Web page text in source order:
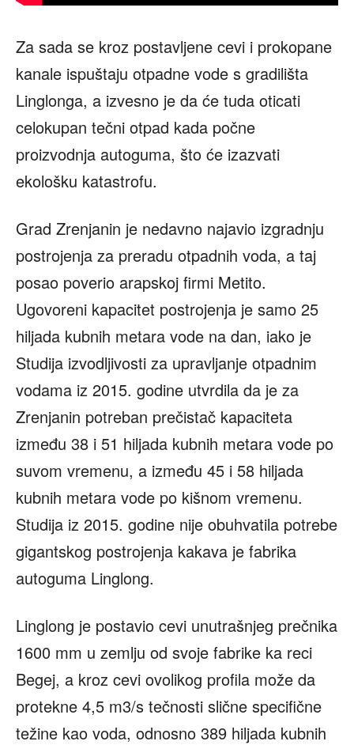
Za sada se kroz postavljene cevi i prokopane
kanale ispuštaju otpadne vode s gradilišta
Linglonga, a izvesno je da će tuda oticati
celokupan tečni otpad kada počne
proizvodnja autoguma, što će izazvati
ekološku katastrofu.
Grad Zrenjanin je nedavno najavio izgradnju
postrojenja za preradu otpadnih voda, a taj
posao poverio arapskoj firmi Metito.
Ugovoreni kapacitet postrojenja je samo 25
hiljada kubnih metara vode na dan, iako je
Studija izvodljivosti za upravljanje otpadnim
vodama iz 2015. godine utvrdila da je za
Zrenjanin potreban prečistač kapaciteta
između 38 i 51 hiljada kubnih metara vode po
suvom vremenu, a između 45 i 58 hiljada
kubnih metara vode po kišnom vremenu.
Studija iz 2015. godine nije obuhvatila potrebe
gigantskog postrojenja kakava je fabrika
autoguma Linglong.
Linglong je postavio cevi unutrašnjeg prečnika
1600 mm u zemlju od svoje fabrike ka reci
Begej, a kroz cevi ovolikog profila može da
protekne 4,5 m3/s tečnosti slične specifične
težine kao voda, odnosno 389 hiljada kubnih